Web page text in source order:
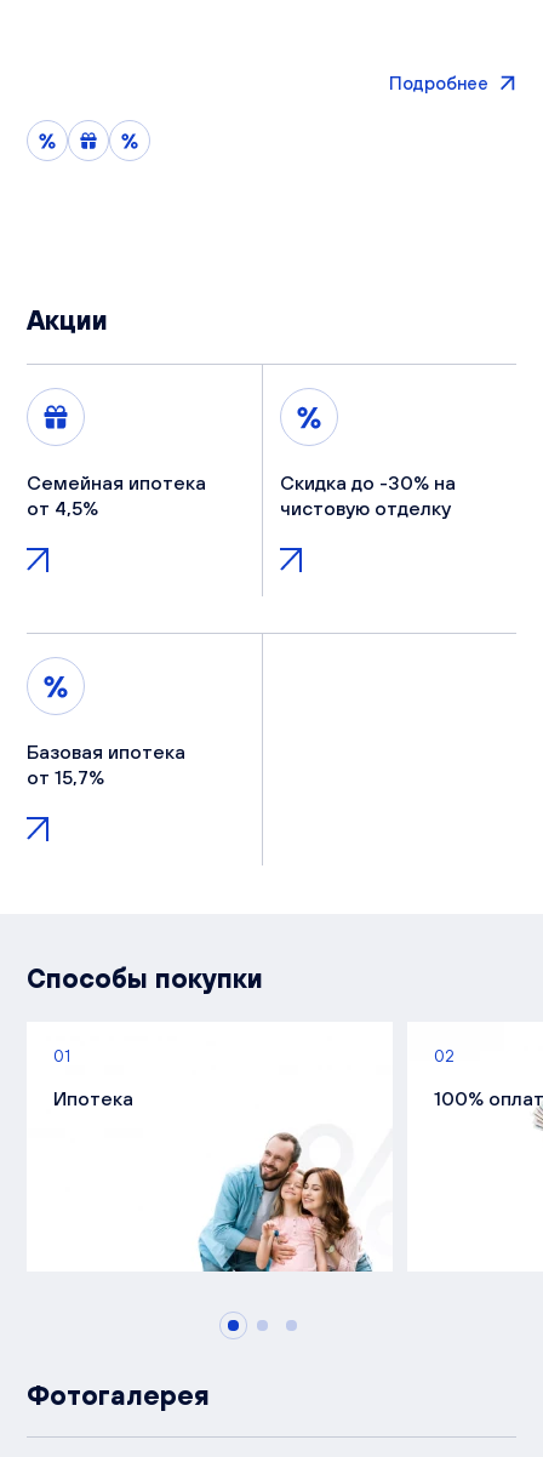
Подробнее
Акции
Семейная ипотека
от 4,5%
Скидка до -30% на
чистовую отделку
Базовая ипотека
от 15,7%
Способы покупки
01
Ипотека
02
100%
Фотогалерея